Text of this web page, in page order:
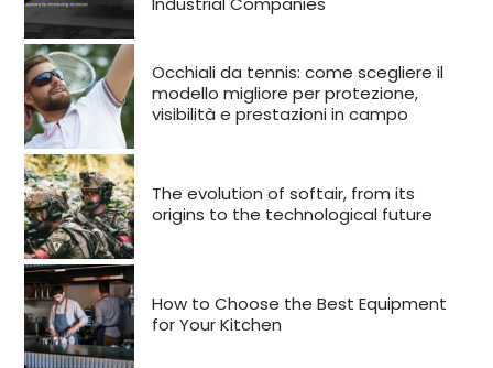
Occhiali da tennis: come scegliere il
modello migliore per protezione,
visibilità e prestazioni in campo
The evolution of softair, from its
origins to the technological future
How to Choose the Best Equipment
for Your Kitchen